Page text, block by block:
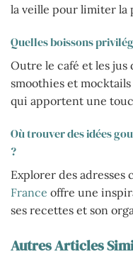
la veille pour limiter la
Quelles boissons
Outre le café et les jus
smoothies et
qui apportent une
Où trouver des idées
?
Explorer des adresses
France offre une
ses recettes et son
Autres Articles